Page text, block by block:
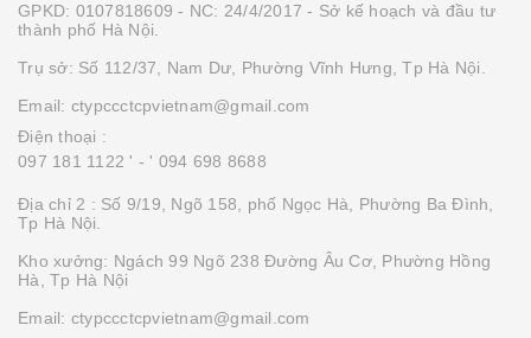
GPKD: 0107818609 - NC: 24/4/2017 - Sở kế hoạch và đầu tư
thành phố Hà Nội.
Trụ sở: Số 112/37, Nam Dư, Phường Vĩnh Hưng, Tp Hà Nội.
Email: ctypccctcpvietnam@gmail.com
Điện thoại :
097 181 1122 ' - ' 094 698 8688
Địa chỉ 2 : Số 9/19, Ngõ 158, phố Ngọc Hà, Phường Ba Đình,
Tp Hà Nội.
Kho xưởng: Ngách 99 Ngõ 238 Đường Âu Cơ, Phường Hồng
Hà, Tp Hà Nội
Email: ctypccctcpvietnam@gmail.com